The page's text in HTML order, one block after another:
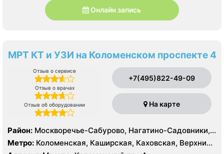
Онлайн запись
МРТ КТ и УЗИ на Коломенском проспекте 4
Отзыв о сервисе
Отзыв о врачах
Отзыв об оборудовании
+7(495)822-49-09
На карте
Район: Москворечье-Сабурово, Нагатино-Садовники,
Нагатинский Затон, Нагорный , Зюзино, Котловка
Метро: Коломенская, Каширская, Каховская, Верхние
Котлы, Варшавская, Нагатинская, Нагорная,